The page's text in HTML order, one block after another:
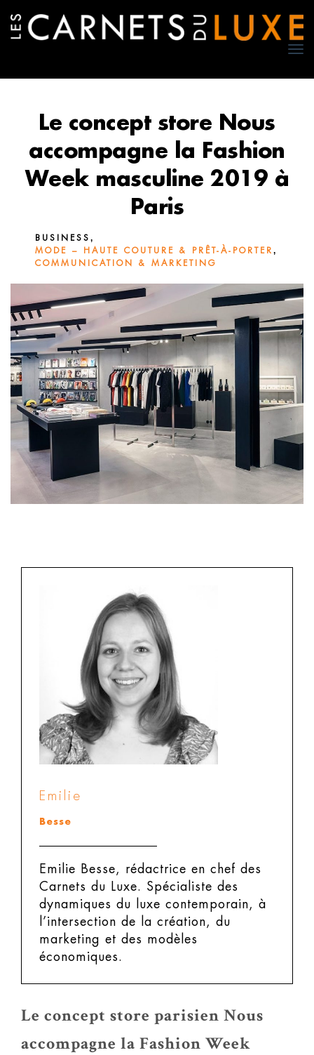
Le concept store Nous
accompagne la Fashion
Week masculine 2019 à
Paris
BUSINESS ,
MODE – HAUTE COUTURE & PRÊT-À-PORTER ,
COMMUNICATION & MARKETING
Emilie
Besse
Emilie Besse, rédactrice en chef des
Carnets du Luxe.
Spécialiste des
dynamiques du luxe contemporain, à
l’intersection de la création, du
marketing et des modèles
économiques.
Le concept store parisien Nous
accompagne la Fashion Week